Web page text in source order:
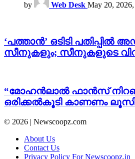
by Web Desk May 20,
‘പത്താൻ’ ഒടിടി
സീനുകളും; സീനുകളുടെ
“മോഹൻലാൽ ഫാൻസ്
ഒരിക്കൽകൂടി കാണണം
© 2026 | Newscoopz.com
About Us
Contact Us
Privacy Policy For Newscoopz.in